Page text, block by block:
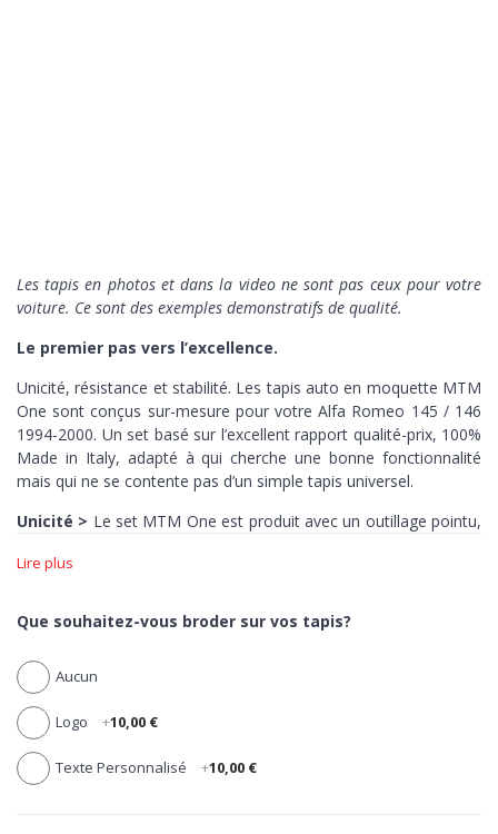
Les tapis en photos et dans la video ne sont pas ceux pour votre
voiture. Ce sont des exemples demonstratifs de qualité.
Le premier pas vers l’excellence.
Unicité, résistance et stabilité. Les tapis auto en moquette MTM
One sont conçus sur-mesure pour votre Alfa Romeo 145 / 146
1994-2000. Un set basé sur l’excellent rapport qualité-prix, 100%
Made in Italy, adapté à qui cherche une bonne fonctionnalité
mais qui ne se contente pas d’un simple tapis universel.
Unicité > Le set MTM One est produit avec un outillage pointu,
de ses tapis en fonction du style de votre auto. Zéro erreur,
Résistance >Dotés de talonnette pour protéger la zone la plus
réalisés en velours aiguilleté 100% polypropylène, élastique,
compacte et ultra-résistant.
Stabilité >
antidérapante. Des tapis fermes et robustes, jusqu’au dernier
kilomètre.
Lire plus
Que souhaitez-vous broder sur vos tapis?
Aucun
Logo +10,00 €
Texte Personnalisé +10,00 €